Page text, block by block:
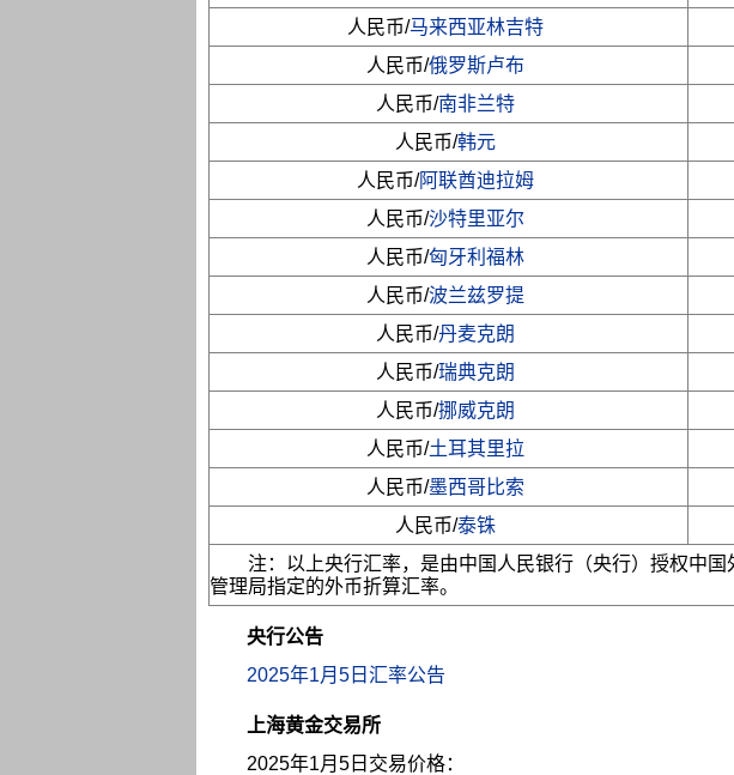
人民币/马来西亚林吉特
人民币/俄罗斯卢布
人民币/南非兰特
人民币/韩元
人民币/阿联酋迪拉姆
人民币/沙特里亚尔
人民币/匈牙利福林
人民币/波兰兹罗提
人民币/丹麦克朗
人民币/瑞典克朗
人民币/挪威克朗
人民币/土耳其里拉
人民币/墨西哥比索
人民币/泰铢
注：以上央行汇率，是由中国人民银行（央行）授权中
管理局指定的外币折算汇率。
央行公告
2025年1月5日汇率公告
上海黄金交易所
2025年1月5日交易价格：